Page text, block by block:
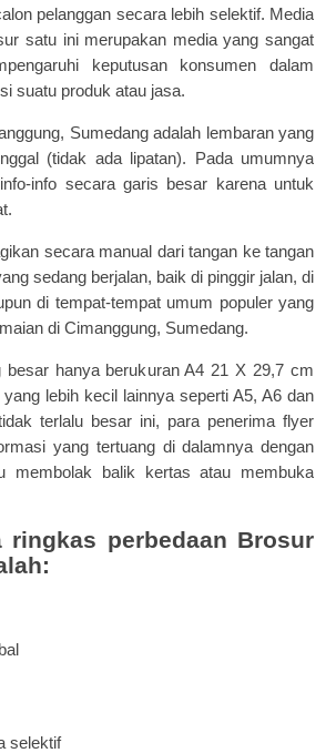
pelanggan secara lebih selektif. Media
satu ini merupakan media yang sangat
keputusan konsumen dalam
suatu produk atau jasa.
Sumedang adalah lembaran yang
(tidak ada lipatan). Pada umumnya
info secara garis besar karena untuk
secara manual dari tangan ke tangan
sedang berjalan, baik di pinggir jalan, di
di tempat-tempat umum populer yang
di Cimanggung, Sumedang.
besar hanya berukuran A4 21 X 29,7 cm
lebih kecil lainnya seperti A5, A6 dan
terlalu besar ini, para penerima flyer
yang tertuang di dalamnya dengan
membolak balik kertas atau membuka
ringkas perbedaan Brosur
selektif